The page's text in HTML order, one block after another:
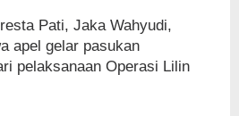
Pati, Jaka Wahyudi,
apel gelar pasukan
pelaksanaan Operasi Lilin